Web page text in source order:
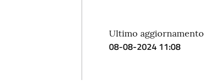
Ultimo aggiornamento
08-08-2024 11:08